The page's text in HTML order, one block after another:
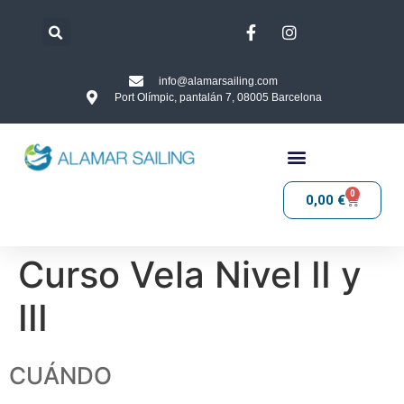
info@alamarsailing.com
Port Olímpic, pantalán 7, 08005 Barcelona
0,00 € 0
Curso Vela Nivel II y
III
CUÁNDO